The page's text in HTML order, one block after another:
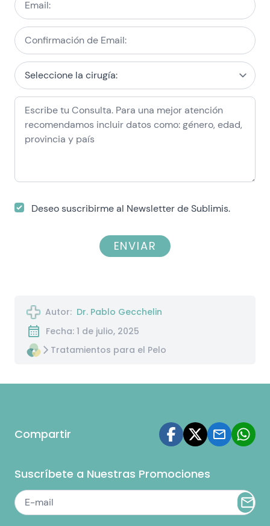
Deseo suscribirme al Newsletter de Sublimis.
ENVIAR
Autor: Dr. Pablo Gecchelin
Fecha: 1 de julio, 2025
Tratamientos para el Pelo
Compartir
Suscríbete a Nuestras Promociones